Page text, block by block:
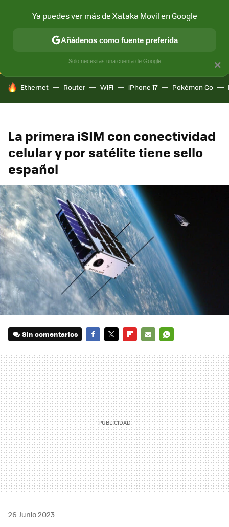
CONECTIVIDAD MÓVIL Y SOCIEDAD APLICACIONES
HOY SE HABLA DE
Ethernet Router WiFi iPhone 17 Pokémon Go
La primera iSIM con conectividad
celular y por satélite tiene sello
español
Sin comentarios
MAIL
26 Junio 2023
×
Ya puedes ver más de Xataka Movil en Google
Añádenos como fuente preferida
Solo necesitas una cuenta de Google